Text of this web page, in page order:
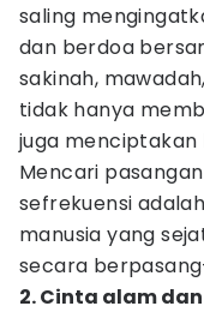
saling
dan berdoa
sakinah,
tidak hanya
juga menciptakan
Mencari
sefrekuensi
manusia yang
secara
2. Cinta alam